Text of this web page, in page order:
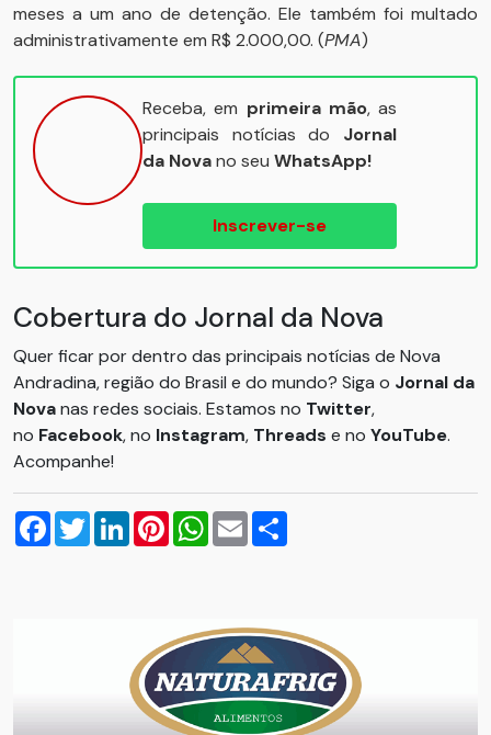
meses a um ano de detenção. Ele também foi multado
administrativamente em R$ 2.000,00. (PMA)
Receba, em primeira mão, as
principais notícias do Jornal
da Novano seu WhatsApp!
Inscrever-se
Cobertura do Jornal da Nova
Quer ficar por dentro das principais notícias de Nova
Andradina, região do Brasil e do mundo? Siga o Jornal da
Novanas redes sociais. Estamos no Twitter,
no Facebook, no Instagram, Threads e no YouTube.
Acompanhe!
Facebook
TwitterLinkedInPinterestWhatsApp
Email